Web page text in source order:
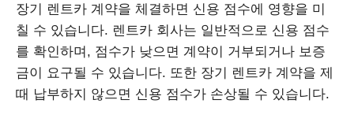
장기 렌트카 계약을 체결하면 신용 점수에 영향을 미
칠 수 있습니다. 렌트카 회사는 일반적으로 신용 점수
를 확인하며, 점수가 낮으면 계약이 거부되거나 보증
금이 요구될 수 있습니다. 또한 장기 렌트카 계약을 제
때 납부하지 않으면 신용 점수가 손상될 수 있습니다.